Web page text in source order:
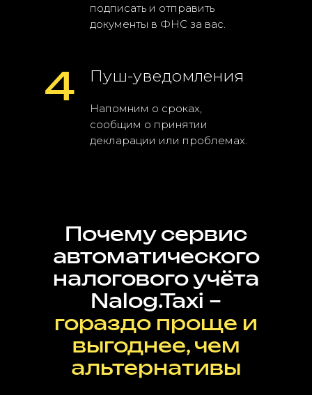
4
Напомним о сроках,
сообщим о принятии
декларации или проблемах.
Пуш-уведомления
подписать и отправить
документы в ФНС за вас.
Почему сервис
автоматического
налогового учёта
Nalog.Taxi –
гораздо проще и
выгоднее, чем
альтернативы